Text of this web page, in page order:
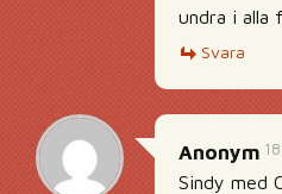
undra i alla
Svara
Anonym
Sindy med